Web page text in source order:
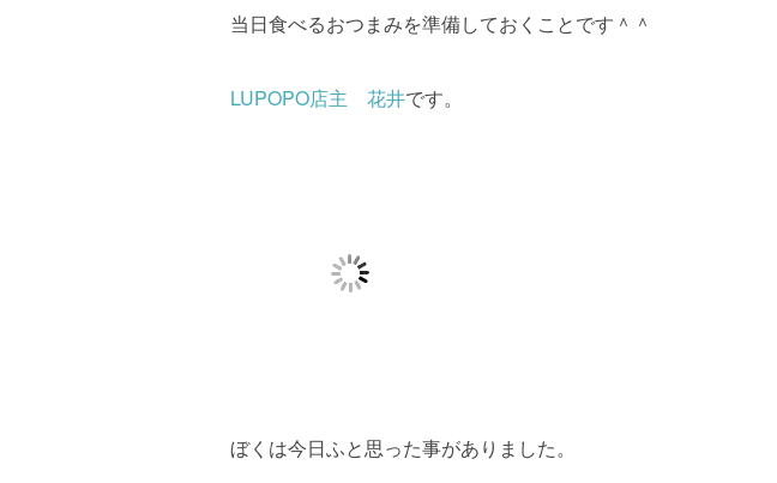
当日食べるおつまみを準備しておくことです＾＾
LUPOPO店主 花井です。
ぼくは今日ふと思った事がありました。